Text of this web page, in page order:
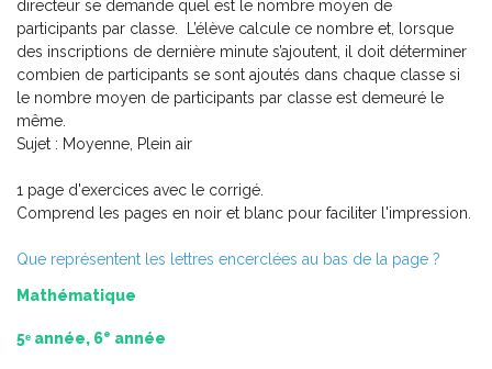
Pratique de l'épreuve ministérielle de français de la fin du
2e cycle du primaire – 2
6,99 $-PDF
directeur se demande quel est le nombre moyen de
participants par classe. L’élève calcule ce nombre et, lorsque
des inscriptions de dernière minute s’ajoutent, il doit déterminer
combien de participants se sont ajoutés dans chaque classe si
le nombre moyen de participants par classe est demeuré le
même.
Sujet : Moyenne, Plein air
1 page d'exercices avec le corrigé.
Comprend les pages en noir et blanc pour faciliter l'impression.
Que représentent les lettres encerclées au bas de la page ?
Mathématique
5ᵉ année, 6e année